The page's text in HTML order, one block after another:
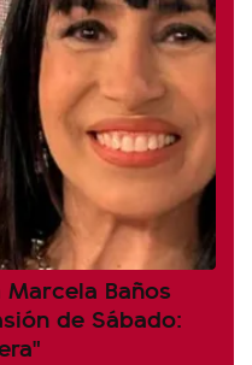
Baños
de Sábado: